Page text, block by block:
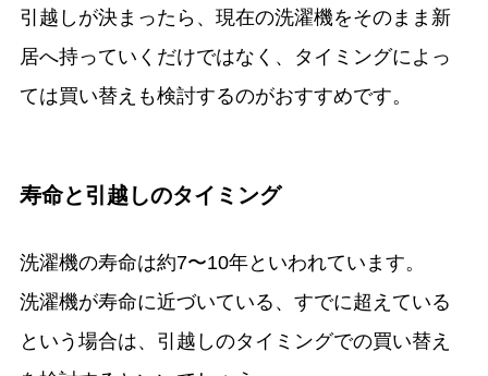
引越しが決まったら、現在の洗濯機をそのまま新
居へ持っていくだけではなく、タイミングによっ
ては買い替えも検討するのがおすすめです。
寿命と引越しのタイミング
洗濯機の寿命は約7〜10年といわれています。
洗濯機が寿命に近づいている、すでに超えている
という場合は、引越しのタイミングでの買い替え